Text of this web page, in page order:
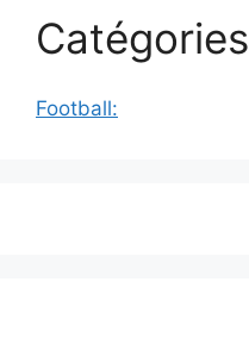
Catégories
Football: